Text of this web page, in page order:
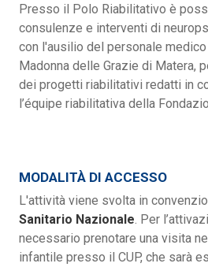
Presso il Polo Riabilitativo è
consulenze e interventi di
con l'ausilio del personale medico
Madonna delle Grazie di Matera,
dei progetti riabilitativi redatti in
l’équipe riabilitativa della
MODALITÀ DI ACCESSO
L'attività viene svolta in
Sanitario Nazionale . Per
necessario prenotare una visita
infantile presso il CUP, che sarà